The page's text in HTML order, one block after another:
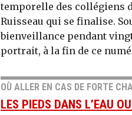
temporelle des collégiens
Ruisseau qui se finalise.
bienveillance pendant
portrait, à la fin de ce
OÙ ALLER EN CAS DE FORTE
LES PIEDS DANS L’EAU